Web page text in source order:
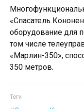
«Спасатель
оборудование для
том числе
«Марлин-350»,
350 метров.
Теги